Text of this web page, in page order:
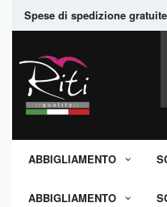
Spese di spedizione
ABBIGLIAMENTO
ABBIGLIAMENTO